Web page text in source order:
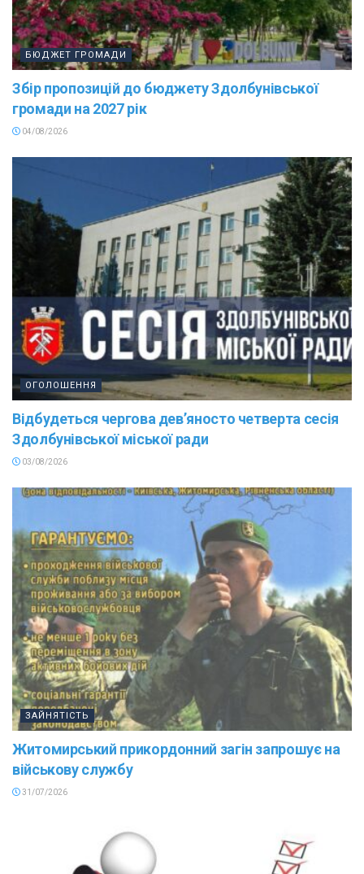
БЮДЖЕТ ГРОМАДИ
Збір пропозицій до бюджету Здолбунівської
громади на 2027 рік
04/08/2026
ОГОЛОШЕННЯ
Відбудеться чергова дев’яносто четверта сесія
Здолбунівської міської ради
03/08/2026
ЗАЙНЯТІСТЬ
Житомирський прикордонний загін запрошує на
військову службу
31/07/2026